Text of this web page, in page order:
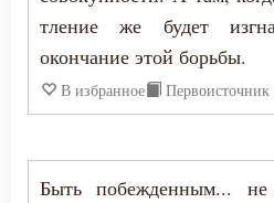
Болезнь
Борьба
Вера
тление же будет
окончание этой борьбы.
В избранное Первоисточник
Быть побежденным... не